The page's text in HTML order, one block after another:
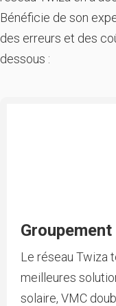
Bénéficie de son
des erreurs et des
dessous :
Le réseau Twiza
meilleures
solaire, VMC